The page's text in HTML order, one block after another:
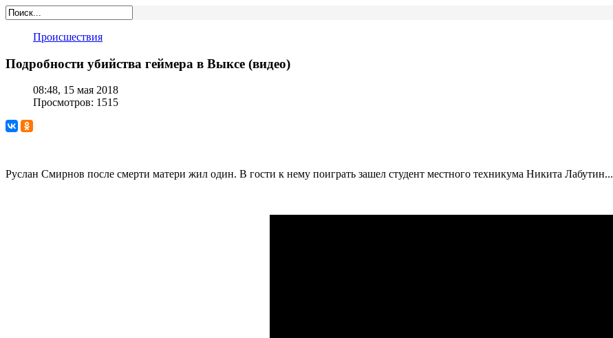
Происшествия
Подробности убийства геймера в Выксе (видео)
08:48, 15 мая 2018
Просмотров: 1515
Руслан Смирнов после смерти матери жил один. В гости к нему поиграть зашел студент местного техникума Никита Лабутин...